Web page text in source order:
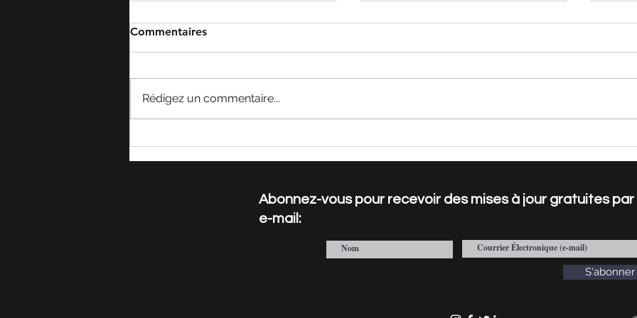
Informe les Nations Unies
Newsletter #15" Maintenant
Commentaires
Rédigez un commentaire...
Abonnez-vous pour recevoir des mises à jour gratuites par
e-mail:
S'abonner